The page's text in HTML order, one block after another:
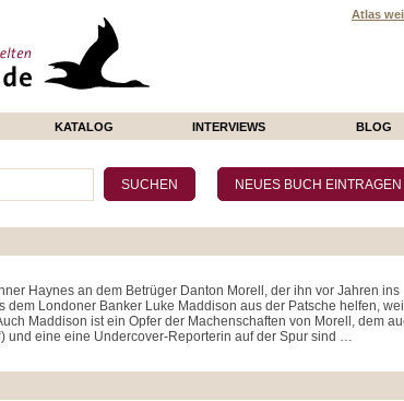
Atlas
KATALOG INTERVIEWS BLOG
Haynes an dem Betrüger Danton Morell, der ihn vor Jahren ins
Londoner Banker Luke Maddison aus der Patsche helfen, weil
Maddison ist ein Opfer der Machenschaften von Morell, dem
und eine eine Undercover-Reporterin auf der Spur sind …